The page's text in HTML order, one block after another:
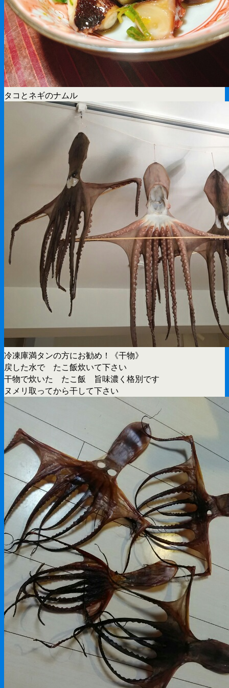
タコとネギのナムル
冷凍庫満タンの方にお勧め！《干物》
戻した水で たこ飯炊いて下さい
干物で炊いた たこ飯 旨味濃く格別です
ヌメリ取ってから干して下さい